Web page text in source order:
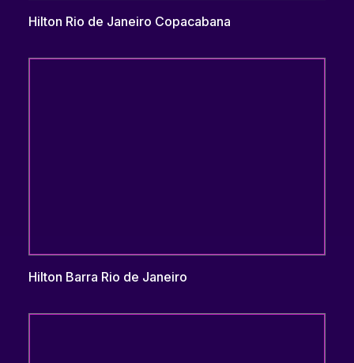
Hilton Rio de Janeiro Copacabana
Hilton Barra Rio de Janeiro